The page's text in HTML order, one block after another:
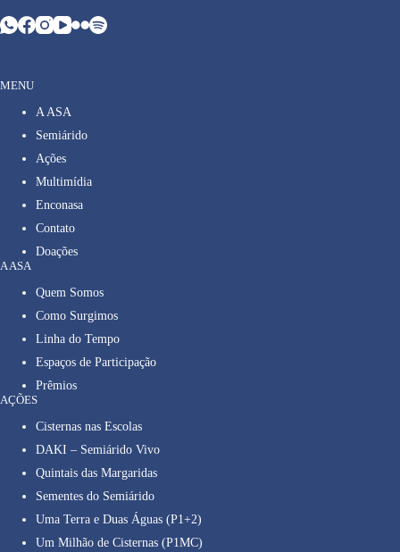
MENU
A ASA
Semiárido
Ações
Multimídia
Enconasa
Contato
Doações
A ASA
Quem Somos
Como Surgimos
Linha do Tempo
Espaços de Participação
Prêmios
AÇÕES
Cisternas nas Escolas
DAKI – Semiárido Vivo
Quintais das Margaridas
Sementes do Semiárido
Uma Terra e Duas Águas (P1+2)
Um Milhão de Cisternas (P1MC)